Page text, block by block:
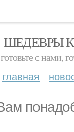
ШЕДЕВРЫ
готовьте с нами,
главная